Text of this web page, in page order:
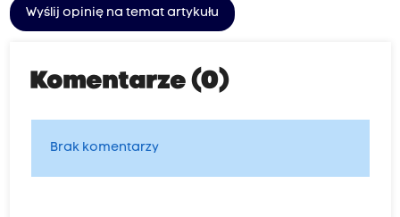
Wyślij opinię na temat artykułu
Komentarze (0)
Brak komentarzy